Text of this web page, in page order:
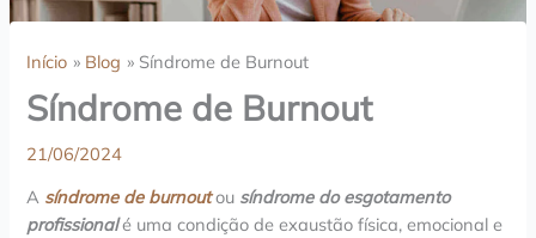
Início Blog Síndrome de Burnout
Síndrome de Burnout
21/06/2024
A síndrome de burnoutou síndrome do esgotamento
profissionalé uma condição de exaustão física, emocional e